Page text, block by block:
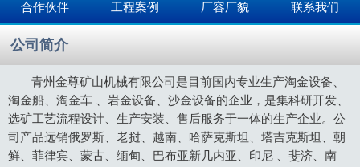
合作伙伴 工程案例 厂容厂貌 联系我们
公司简介
青州金尊矿山机械有限公司是目前国内专业生产淘金设备、
淘金船、淘金车 、岩金设备、沙金设备的企业，是集科研开发、
选矿工艺流程设计、生产安装、售后服务于一体的生产企业。公
司产品远销俄罗斯、老挝、越南、哈萨克斯坦、塔吉克斯坦、朝
鲜、菲律宾、蒙古、缅甸、巴布亚新几内亚、印尼 、斐济、南